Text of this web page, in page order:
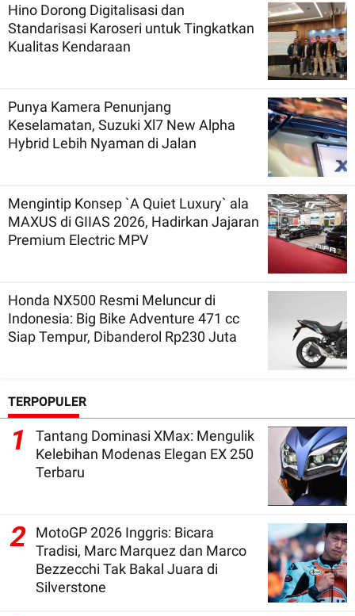
Hino Dorong Digitalisasi dan
Standarisasi Karoseri untuk Tingkatkan
Kualitas Kendaraan
Punya Kamera Penunjang
Keselamatan, Suzuki Xl7 New Alpha
Hybrid Lebih Nyaman di Jalan
Mengintip Konsep `A Quiet Luxury` ala
MAXUS di GIIAS 2026, Hadirkan Jajaran
Premium Electric MPV
Honda NX500 Resmi Meluncur di
Indonesia: Big Bike Adventure 471 cc
Siap Tempur, Dibanderol Rp230 Juta
TERPOPULER
1
Tantang Dominasi XMax: Mengulik
Kelebihan Modenas Elegan EX 250
Terbaru
2
MotoGP 2026 Inggris: Bicara
Tradisi, Marc Marquez dan Marco
Bezzecchi Tak Bakal Juara di
Silverstone